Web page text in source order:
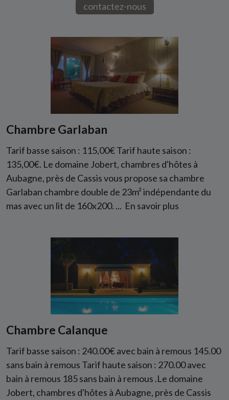
contactez-nous
Chambre Garlaban
Tarif basse saison : 115,00€ Tarif haute saison :
135,00€. Le domaine Jobert, chambres d'hôtes à
Aubagne, près de Cassis vous propose sa chambre
Garlaban chambre double de 23m² indépendante du
mas avec un lit de 160x200. ... En savoir plus
Chambre Calanque
Tarif basse saison : 240.00€ avec bain à remous 145.00
sans bain à remous Tarif haute saison : 270.00 avec
bain à remous 185 sans bain à remous .Le domaine
Jobert, chambres d'hôtes à Aubagne, près de Cassis